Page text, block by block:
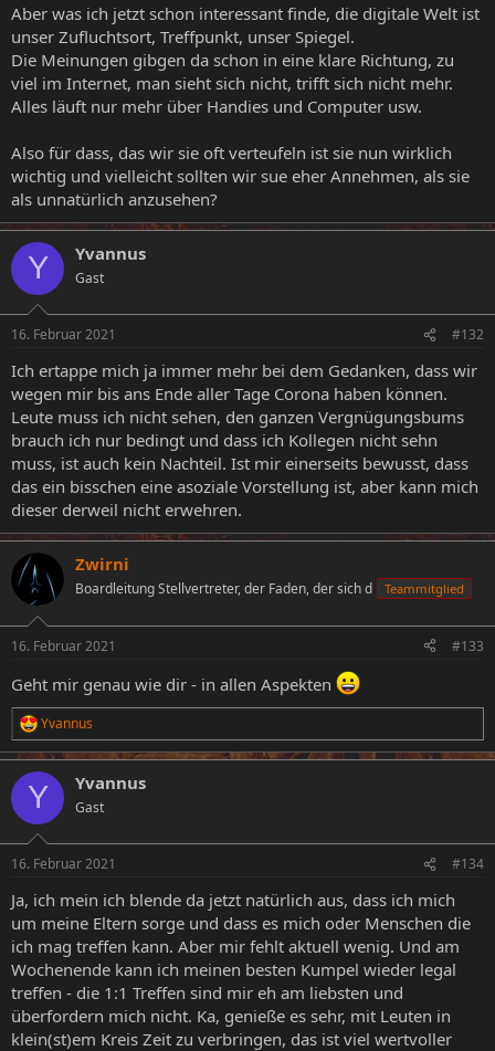
Aber was ich jetzt schon interessant finde, die digitale Welt ist
unser Zufluchtsort, Treffpunkt, unser Spiegel.
Die Meinungen gibgen da schon in eine klare Richtung, zu
viel im Internet, man sieht sich nicht, trifft sich nicht mehr.
Alles läuft nur mehr über Handies und Computer usw.
Also für dass, das wir sie oft verteufeln ist sie nun wirklich
wichtig und vielleicht sollten wir sue eher Annehmen, als sie
als unnatürlich anzusehen?
Y Yvannus
Gast
16. Februar 2021 #132
Ich ertappe mich ja immer mehr bei dem Gedanken, dass wir
wegen mir bis ans Ende aller Tage Corona haben können.
Leute muss ich nicht sehen, den ganzen Vergnügungsbums
brauch ich nur bedingt und dass ich Kollegen nicht sehn
muss, ist auch kein Nachteil. Ist mir einerseits bewusst, dass
das ein bisschen eine asoziale Vorstellung ist, aber kann mich
dieser derweil nicht erwehren.
Zwirni
Boardleitung Stellvertreter, der Faden, der sich d Teammitglied
16. Februar 2021 #133
Geht mir genau wie dir - in allen Aspekten
R
e
a
k
i
e
:
Yvannus
Y Yvannus
Gast
16. Februar 2021 #134
Ja, ich mein ich blende da jetzt natürlich aus, dass ich mich
um meine Eltern sorge und dass es mich oder Menschen die
ich mag treffen kann. Aber mir fehlt aktuell wenig. Und am
Wochenende kann ich meinen besten Kumpel wieder legal
treffen - die 1:1 Treffen sind mir eh am liebsten und
überfordern mich nicht. Ka, genieße es sehr, mit Leuten in
klein(st)em Kreis Zeit zu verbringen, das ist viel wertvoller